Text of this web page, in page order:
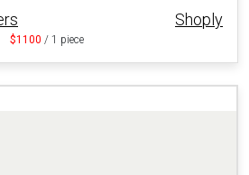
Shoply
$1100 / 1 piece